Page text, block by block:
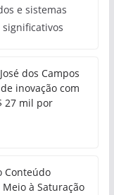
e sistemas
dos Campos
inovação com
27 mil por
Conteúdo
à Saturação